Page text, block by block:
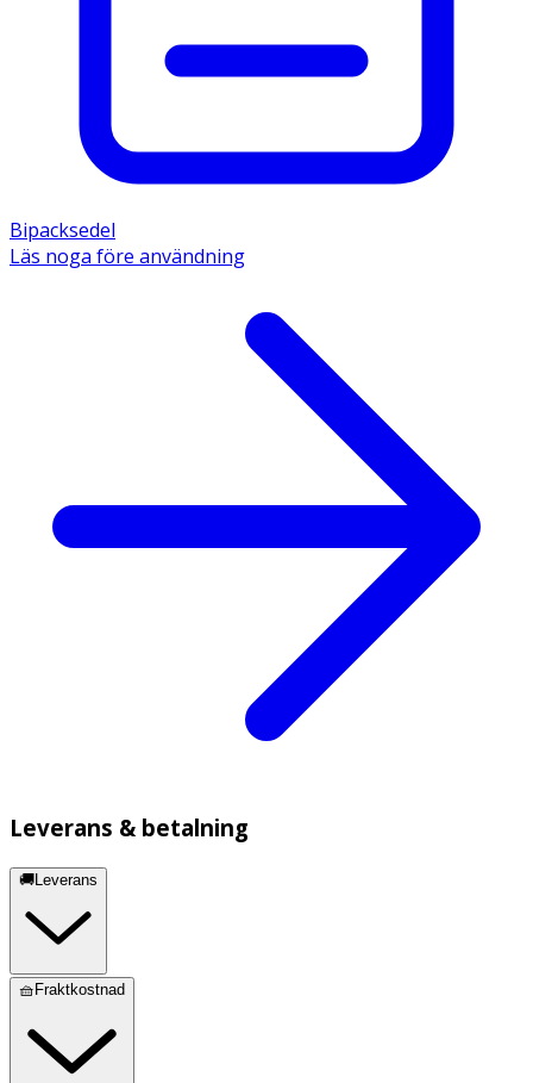
Bipacksedel
Läs noga före användning
Leverans & betalning
🚚Leverans
🧺Fraktkostnad